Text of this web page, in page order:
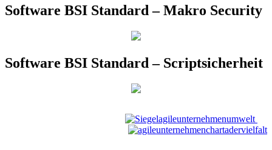
Software BSI Standard – Makro Security
Software BSI Standard – Scriptsicherheit